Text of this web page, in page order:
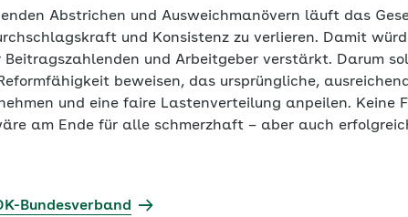
Abstrichen und Ausweichmanövern läuft das
und Konsistenz zu verlieren. Damit
Beitragszahlenden und Arbeitgeber verstärkt. Darum
beweisen, das ursprüngliche,
und eine faire Lastenverteilung anpeilen. Keine
am Ende für alle schmerzhaft – aber auch
Bundesverband